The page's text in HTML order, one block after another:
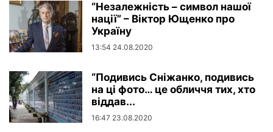
“Незалежність – символ нашої
нації” – Віктор Ющенко про
Україну
13:54 24.08.2020
“Подивись Сніжанко, подивись
на ці фото… це обличчя тих, хто
віддав...
16:47 23.08.2020